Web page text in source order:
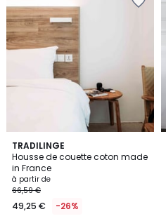
TRADILINGE
Housse de couette coton made
in France
à partir de
66,59 €
49,25 € -26%
15
Couleurs